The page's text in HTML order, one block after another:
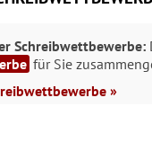
Schreibwettbewerbe:
für Sie
»